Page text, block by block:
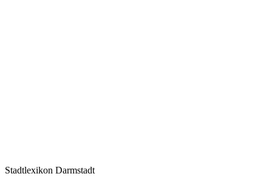
Stadtlexikon Darmstadt